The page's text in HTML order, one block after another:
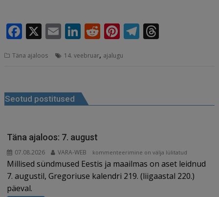
F
c
b
o
k
X E
ai
Li
k
dI
n
R
d
Pi
te
st
T
m d
Täna ajaloos 14. veebruar, ajalugu
Seotud postitused
Täna ajaloos: 7. august
07.08.2026 VARA-WEB
Täna
ajaloos:
7.
kommenteerimine on välja lülitatud
Millised sündmused Eestis ja maailmas on aset leidnud
7. augustil, Gregoriuse kalendri 219. (liigaastal 220.)
päeval.